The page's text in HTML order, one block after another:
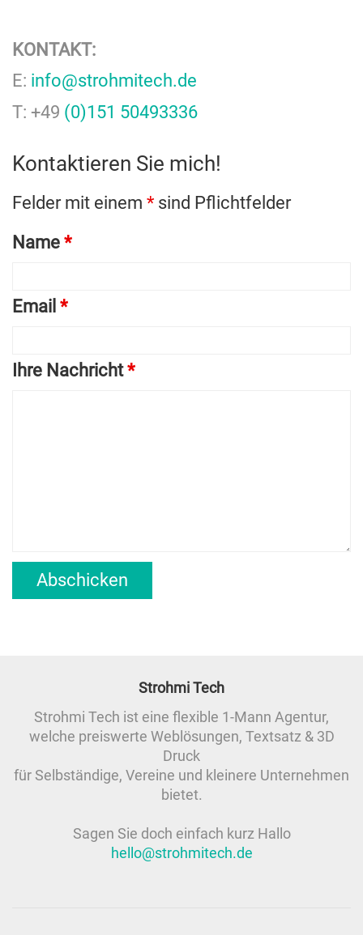
KONTAKT:
E: info@strohmitech.de
T: +49 (0)151 50493336
Kontaktieren Sie mich!
Felder mit einem * sind Pflichtfelder
Name *
Email *
Ihre Nachricht*
Strohmi Tech
Strohmi Tech ist eine flexible 1-Mann Agentur,
welche preiswerte Weblösungen, Textsatz & 3D
Druck
für Selbständige, Vereine und kleinere Unternehmen
bietet.
Sagen Sie doch einfach kurz Hallo
hello@strohmitech.de